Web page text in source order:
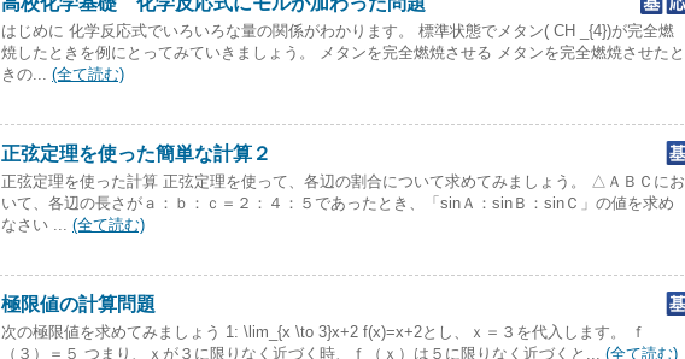
はじめに 化学反応式でいろいろな量の関係がわかります。 標準状態でメタン( CH _{4})が完全燃
焼したときを例にとってみていきましょう。 メタンを完全燃焼させる メタンを完全燃焼させたと
きの... (全て読む)
正弦定理を使った簡単な計算２
正弦定理を使った計算 正弦定理を使って、各辺の割合について求めてみましょう。 △ＡＢＣにお
いて、各辺の長さがａ：ｂ：ｃ＝２：４：５であったとき、「sinＡ：sinＢ：sinＣ」の値を求め
なさい ... (全て読む)
極限値の計算問題
次の極限値を求めてみましょう 1: \lim_{x \to 3}x+2 f(x)=x+2とし、ｘ＝３を代入します。 ｆ
（３）＝５ つまり、ｘが３に限りなく近づく時、ｆ（ｘ）は５に限りなく近づくと... (全て読む)